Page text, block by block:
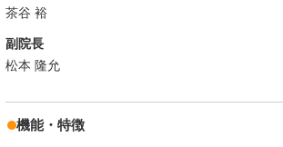
茶谷 裕
副院長
松本 隆允
機能・特徴